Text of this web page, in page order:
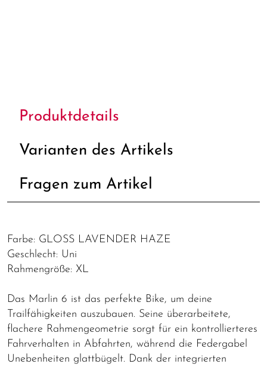
Produktdetails
Varianten des Artikels
Fragen zum Artikel
Farbe: GLOSS LAVENDER HAZE
Geschlecht: Uni
Rahmengröße: XL
Das Marlin 6 ist das perfekte Bike, um deine
Trailfähigkeiten auszubauen. Seine überarbeitete,
flachere Rahmengeometrie sorgt für ein kontrollierteres
Fahrverhalten in Abfahrten, während die Federgabel
Unebenheiten glattbügelt. Dank der integrierten